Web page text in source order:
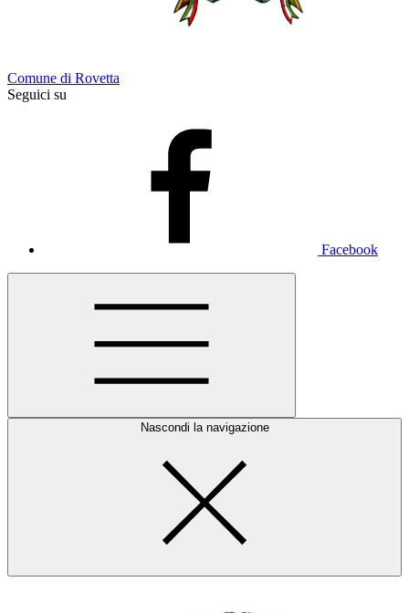
Comune di Rovetta
Seguici su
Facebook
Nascondi la navigazione